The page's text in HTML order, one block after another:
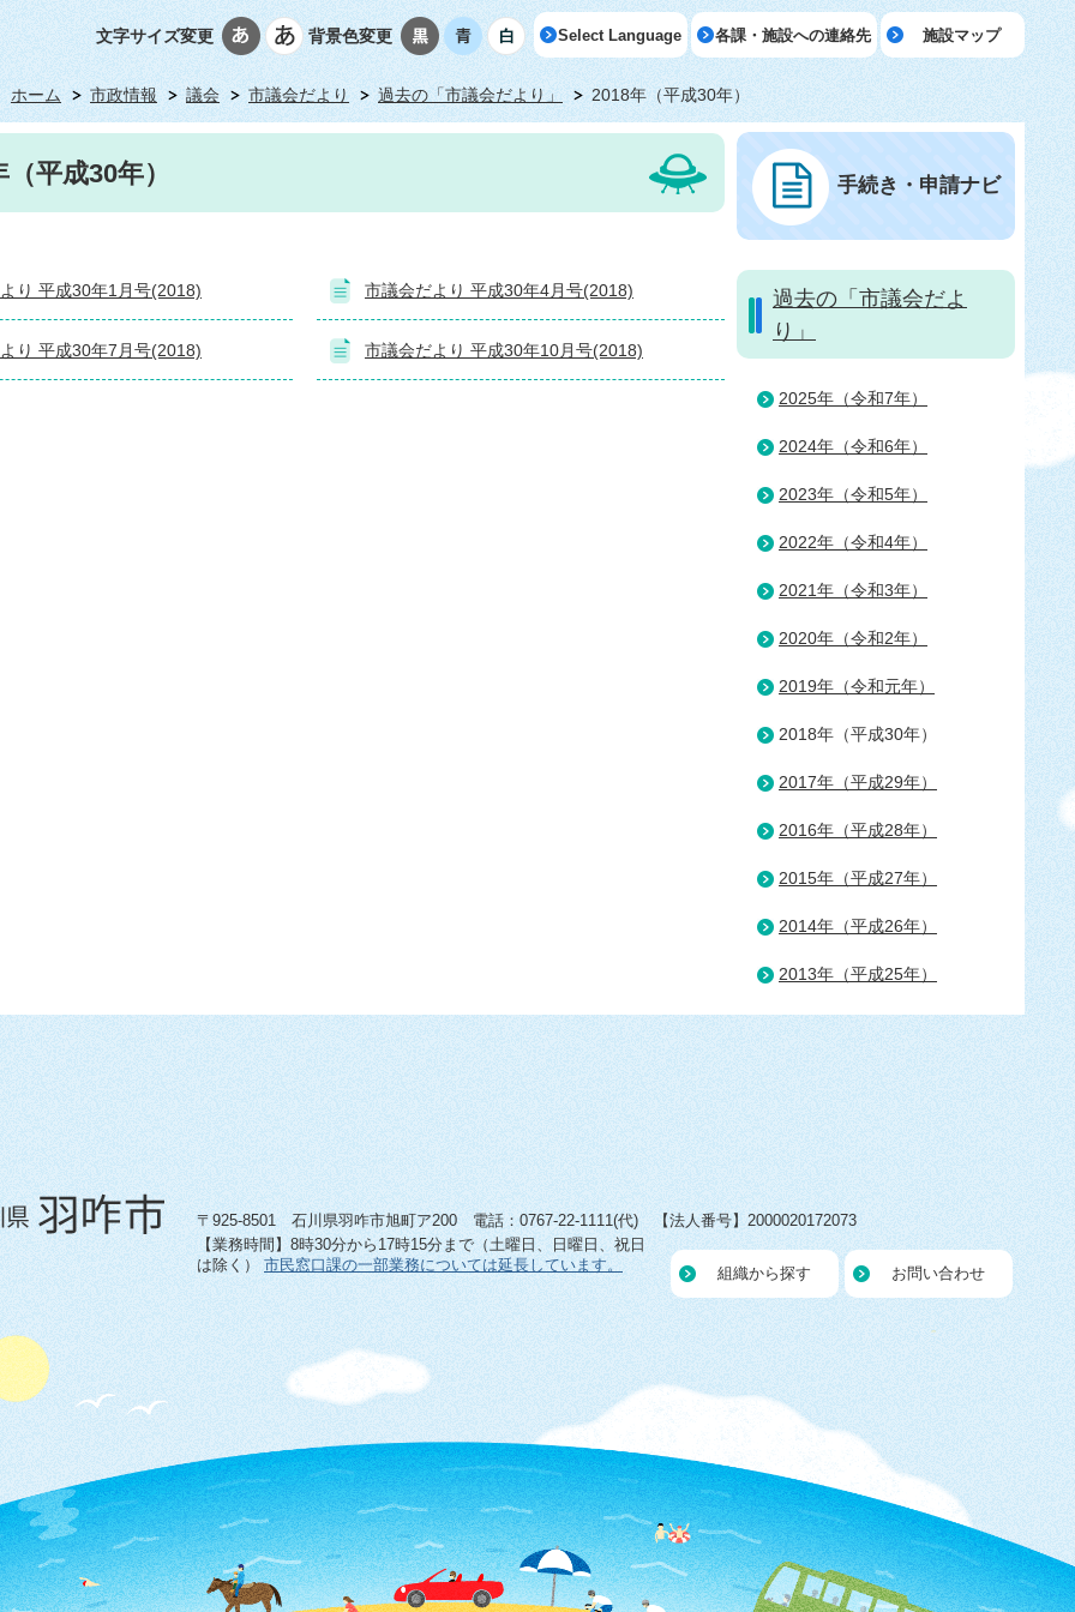
文字サイズ変更 背景色変更 Select Language 各課・施設への連絡先 施設マップ
ホーム 市政情報 議会 市議会だより 過去の「市議会だより」 2018年（平成30年）
平成30年）
り 平成30年1月号(2018) 市議会だより 平成30年4月号(2018)
り 平成30年7月号(2018) 市議会だより 平成30年10月号(2018)
手続き・申請ナビ
過去の「市議会だよ
り」
2025年（令和7年）
2024年（令和6年）
2023年（令和5年）
2022年（令和4年）
2021年（令和3年）
2020年（令和2年）
2019年（令和元年）
2018年（平成30年）
2017年（平成29年）
2016年（平成28年）
2015年（平成27年）
2014年（平成26年）
2013年（平成25年）
〒925-8501 石川県羽咋市旭町ア200 電話：0767-22-1111(代) 【法人番号】2000020172073
【業務時間】8時30分から17時15分まで（土曜日、日曜日、祝日
は除く） 市民窓口課の一部業務については延長しています。 組織から探す お問い合わせ